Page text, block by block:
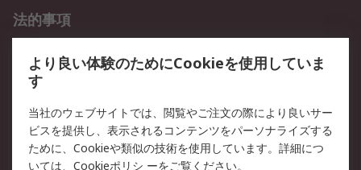
法的事項
クッキーポリシー
RSについて
会社概要
採用情報
プレスリリース＆お知ら
コーポレートサイト
より良い体験のためにCookieを使用していま
す
当社のウェブサイトでは、閲覧やご注文の際により良いサー
ビスを提供し、表示されるコンテンツをパーソナライズする
ために、Cookieや類似の技術を使用しています。詳細につ
いては、 Cookieポリシ ーをご覧ください。